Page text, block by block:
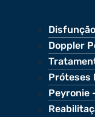
Doppler
Próteses
Peyronie